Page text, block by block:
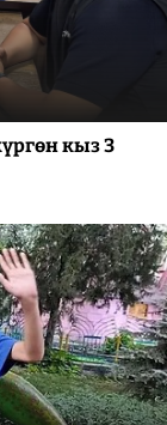
кыз 3